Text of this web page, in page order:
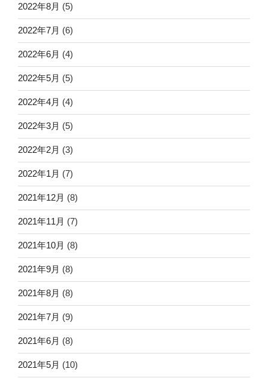
2022年8月 (5)
2022年7月 (6)
2022年6月 (4)
2022年5月 (5)
2022年4月 (4)
2022年3月 (5)
2022年2月 (3)
2022年1月 (7)
2021年12月 (8)
2021年11月 (7)
2021年10月 (8)
2021年9月 (8)
2021年8月 (8)
2021年7月 (9)
2021年6月 (8)
2021年5月 (10)